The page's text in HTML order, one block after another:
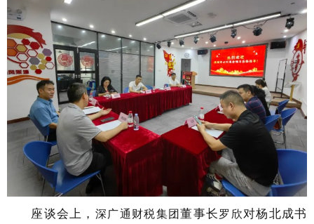
座谈会上， 深广通财税集团董事长罗欣对杨北成书